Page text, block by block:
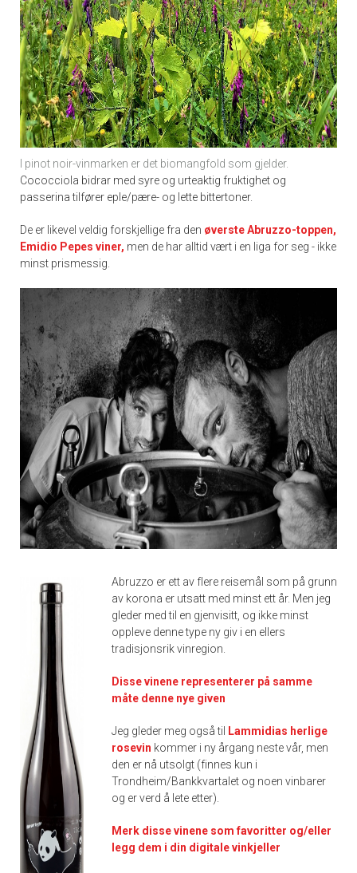
I pinot noir-vinmarken er det biomangfold som gjelder.
Cococciola bidrar med syre og urteaktig fruktighet og
passerina tilfører eple/pære- og lette bittertoner.
De er likevel veldig forskjellige fra den øverste Abruzzo-toppen,
Emidio Pepes viner, men de har alltid vært i en liga for seg - ikke
minst prismessig.
Abruzzo er ett av flere reisemål som på grunn
av korona er utsatt med minst ett år. Men jeg
gleder med til en gjenvisitt, og ikke minst
oppleve denne type ny giv i en ellers
tradisjonsrik vinregion.
Disse vinene representerer på samme
måte denne nye given
Jeg gleder meg også til
Lammidias herlige
rosevin kommer i ny årgang neste vår, men
den er nå utsolgt (finnes kun i
Trondheim/Bankkvartalet og noen vinbarer
og er verd å lete etter).
Merk disse vinene som favoritter og/eller
legg dem i din digitale vinkjeller